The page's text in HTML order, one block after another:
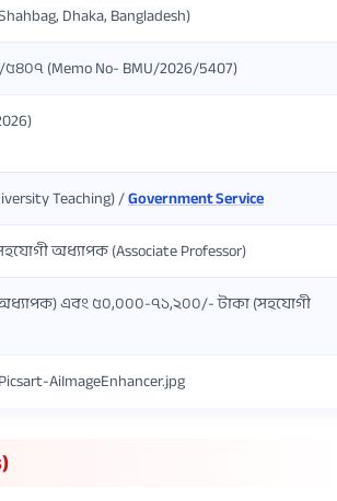
Dhaka, Bangladesh)
(Memo No- BMU/2026/5407)
Teaching) /Government Service
অধ্যাপক (Associate Professor)
এবং ৫০,০০০-৭১,২০০/- টাকা (সহযোগী
AiImageEnhancer.jpg